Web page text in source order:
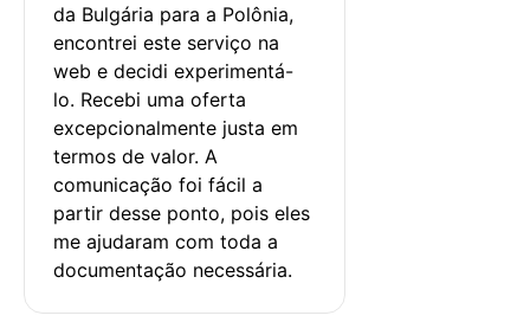
da Bulgária para a Polônia,
encontrei este serviço na
web e decidi experimentá-
lo. Recebi uma oferta
excepcionalmente justa em
termos de valor. A
comunicação foi fácil a
partir desse ponto, pois eles
me ajudaram com toda a
documentação necessária.